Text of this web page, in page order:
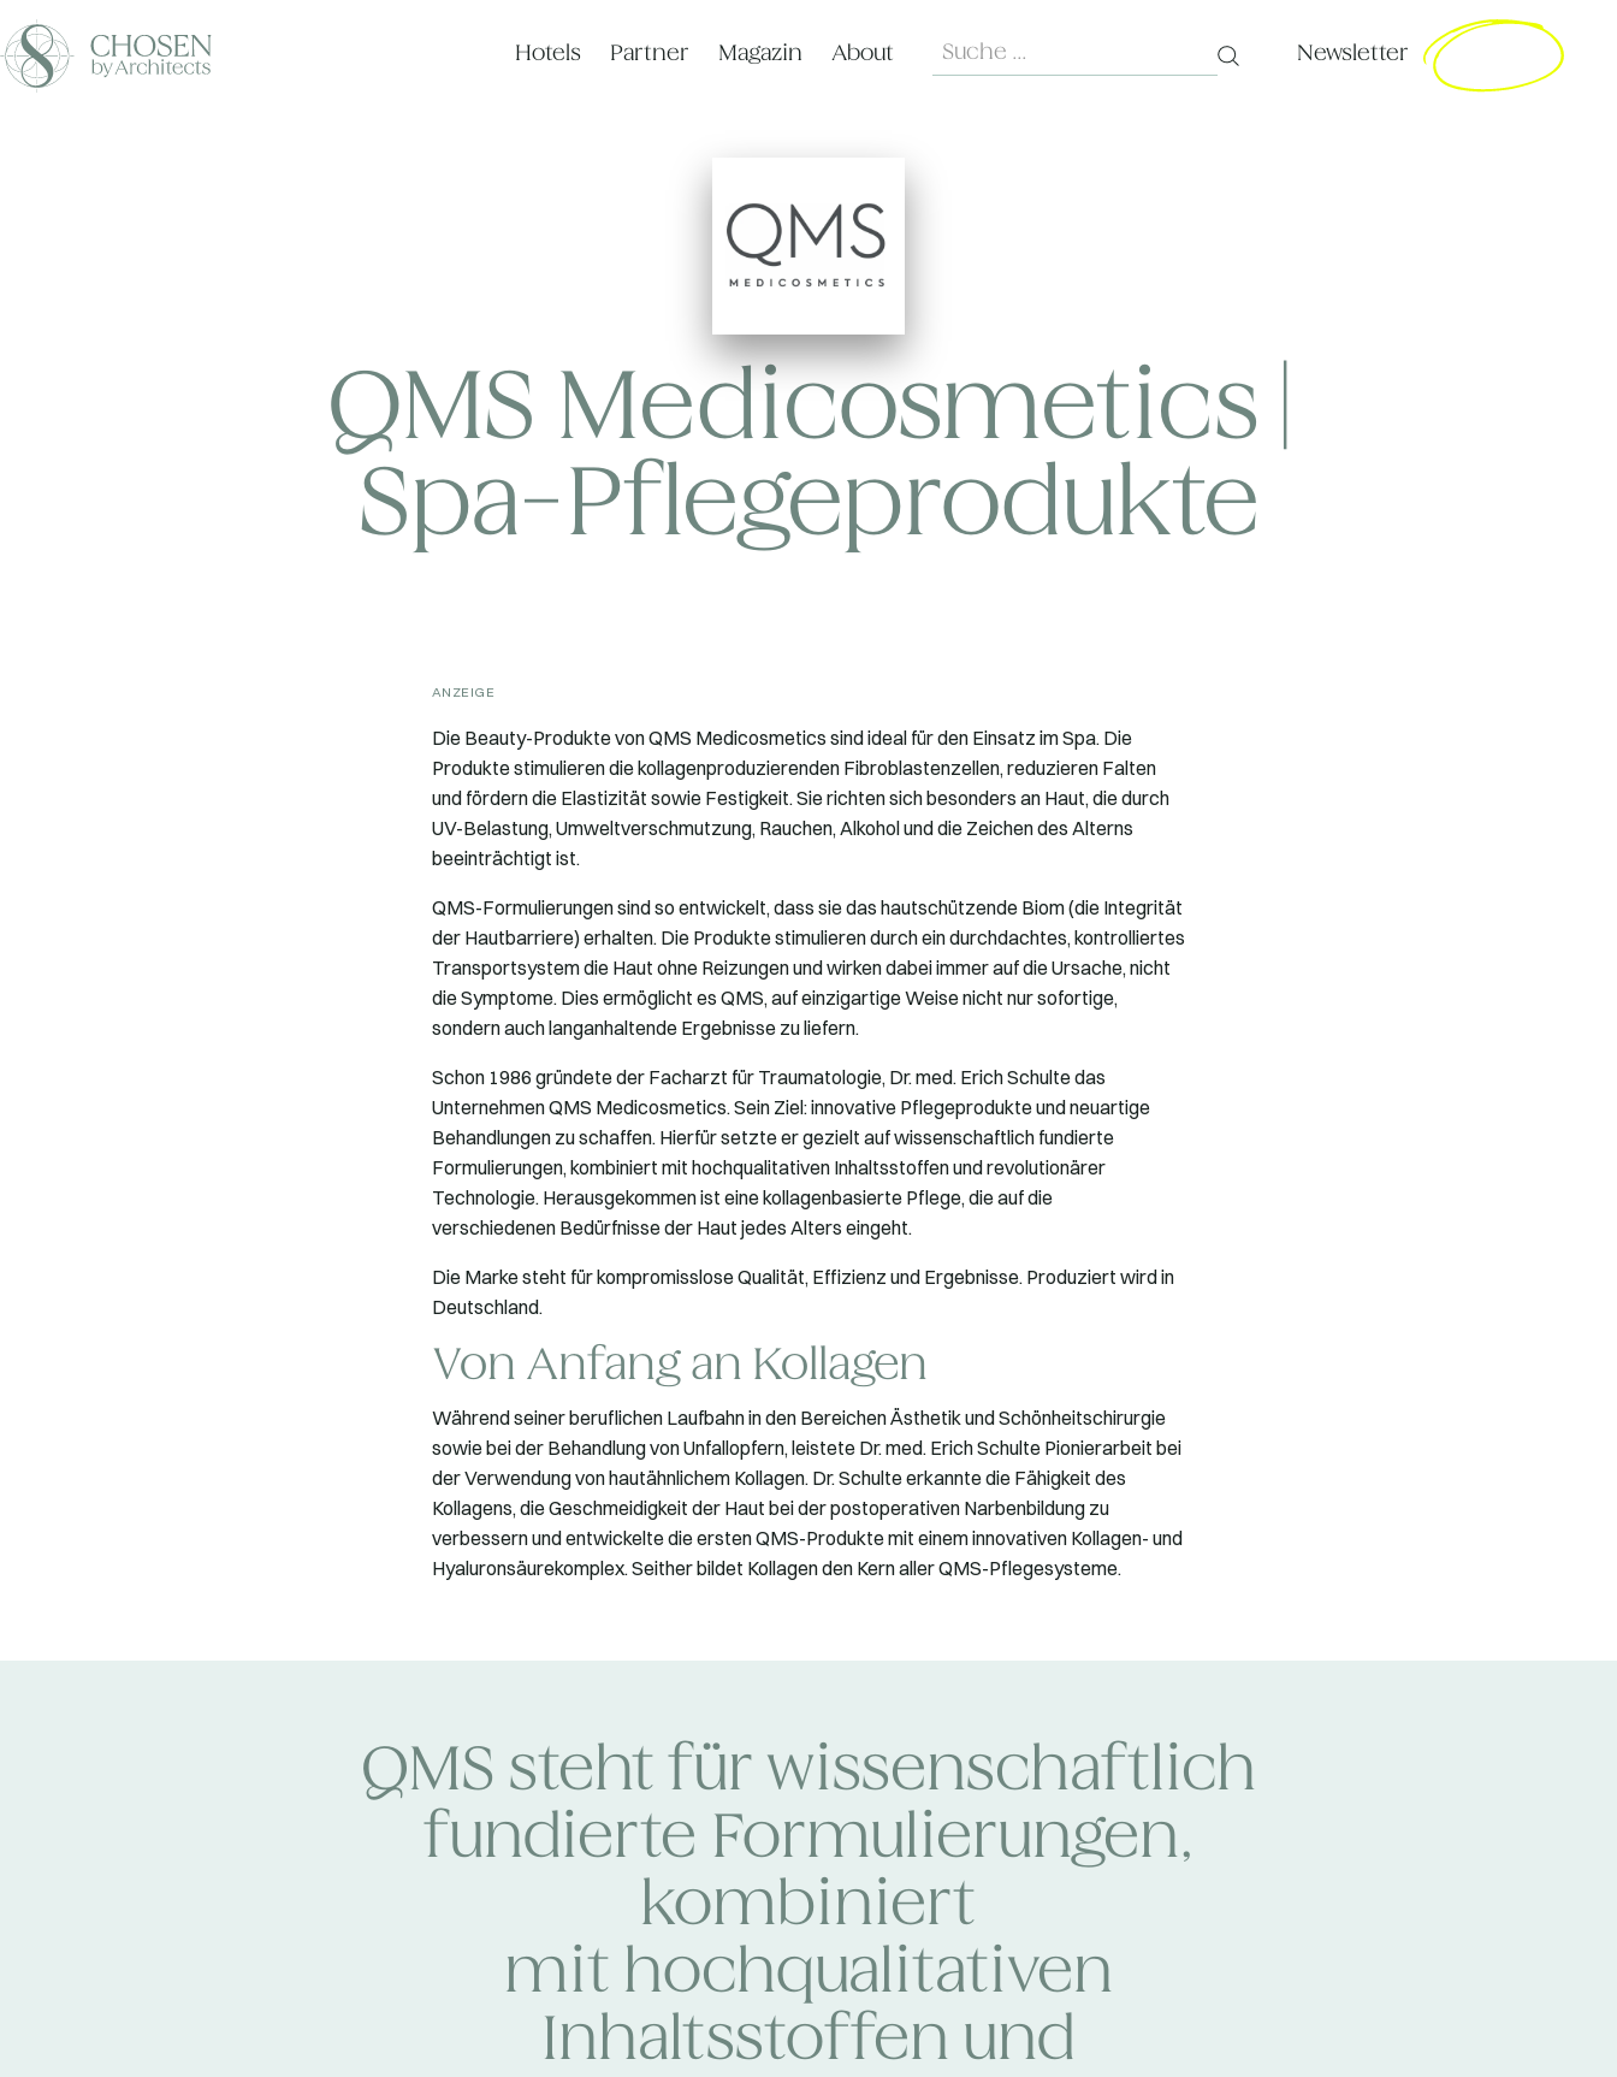
Hotels Partner Magazin About
Search
Search
Newsletter
QMS Medicosmetics |
Spa-Pflegeprodukte
ANZEIGE
Die Beauty-Produkte von QMS Medicosmetics sind ideal für den Einsatz im Spa. Die
Produkte stimulieren die kollagenproduzierenden Fibroblastenzellen, reduzieren Falten
und fördern die Elastizität sowie Festigkeit. Sie richten sich besonders an Haut, die durch
UV-Belastung, Umweltverschmutzung, Rauchen, Alkohol und die Zeichen des Alterns
beeinträchtigt ist.
QMS-Formulierungen sind so entwickelt, dass sie das hautschützende Biom (die Integrität
der Hautbarriere) erhalten. Die Produkte stimulieren durch ein durchdachtes, kontrolliertes
Transportsystem die Haut ohne Reizungen und wirken dabei immer auf die Ursache, nicht
die Symptome. Dies ermöglicht es QMS, auf einzigartige Weise nicht nur sofortige,
sondern auch langanhaltende Ergebnisse zu liefern.
Schon 1986 gründete der Facharzt für Traumatologie, Dr. med. Erich Schulte das
Unternehmen QMS Medicosmetics. Sein Ziel: innovative Pflegeprodukte und neuartige
Behandlungen zu schaffen. Hierfür setzte er gezielt auf wissenschaftlich fundierte
Formulierungen, kombiniert mit hochqualitativen Inhaltsstoffen und revolutionärer
Technologie. Herausgekommen ist eine kollagenbasierte Pflege, die auf die
verschiedenen Bedürfnisse der Haut jedes Alters eingeht.
Die Marke steht für kompromisslose Qualität, Effizienz und Ergebnisse. Produziert wird in
Deutschland.
Von Anfang an Kollagen
Während seiner beruflichen Laufbahn in den Bereichen Ästhetik und Schönheitschirurgie
sowie bei der Behandlung von Unfallopfern, leistete Dr. med. Erich Schulte Pionierarbeit bei
der Verwendung von hautähnlichem Kollagen. Dr. Schulte erkannte die Fähigkeit des
Kollagens, die Geschmeidigkeit der Haut bei der postoperativen Narbenbildung zu
verbessern und entwickelte die ersten QMS-Produkte mit einem innovativen Kollagen- und
Hyaluronsäurekomplex. Seither bildet Kollagen den Kern aller QMS-Pflegesysteme.
QMS steht für wissenschaftlich
fundierte Formulierungen,
kombiniert
mit hochqualitativen
Inhaltsstoffen und